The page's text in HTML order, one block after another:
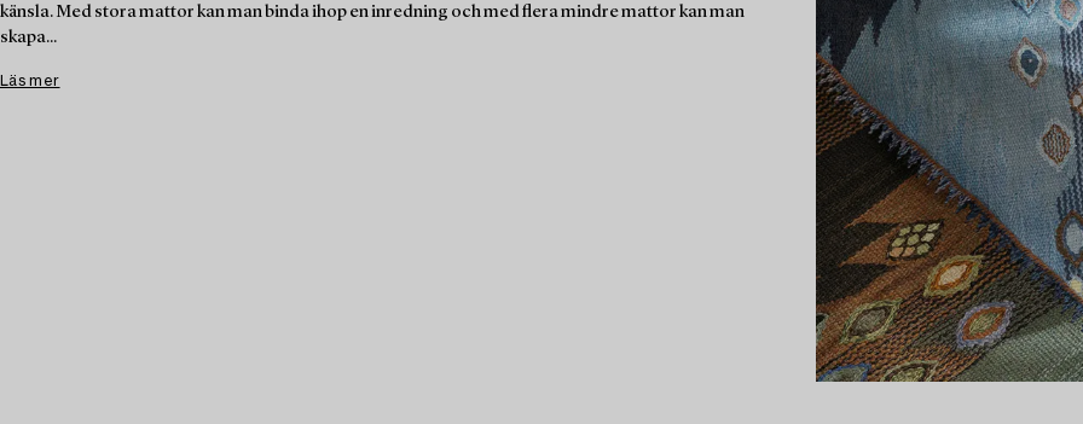
känsla. Med stora mattor kan man binda ihop en inredning och med flera mindre mattor kan man
skapa...
Läs mer